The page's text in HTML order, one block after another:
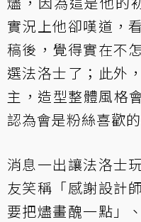
實況上他卻嘆道，
稿後，覺得實在不
選法洛士了；此外
主，造型整體風格
認為會是粉絲喜歡
消息一出讓法洛士
友笑稱「感謝設計
要把燼畫醜一點」